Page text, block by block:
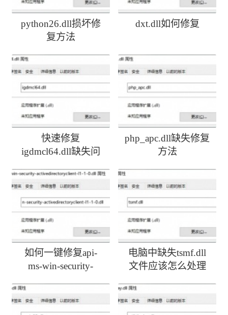
python26.dll损坏修
复方法
dxt.dll如何修复
快速修复
igdmcl64.dll缺失问
php_apc.dll缺失修复
方法
如何一键修复api-
ms-win-security-
电脑中缺失tsmf.dll
文件应该怎么处理